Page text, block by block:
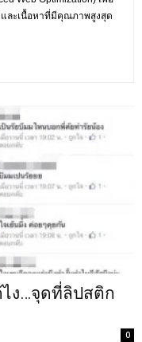
ละเนื้อหาที่มีคุณภาพสูงสุด
ไง…จุดที่ลิปสติก
0